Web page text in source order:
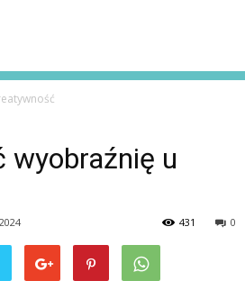
wyobraźnię u
0
431